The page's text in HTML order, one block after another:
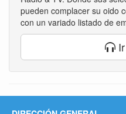
pueden complacer su oido
con un variado listado de